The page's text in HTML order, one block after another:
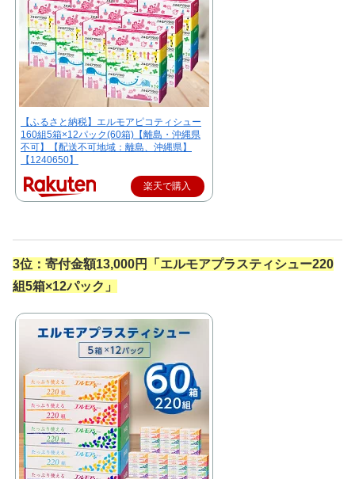
【ふるさと納税】エルモアピコティシュー
160組5箱×12パック(60箱)【離島・沖縄県
不可】【配送不可地域：離島、沖縄県】
【1240650】
楽天で購入
3位：寄付金額13,000円 「 エルモアプラスティシュー220
組5箱×12パック 」